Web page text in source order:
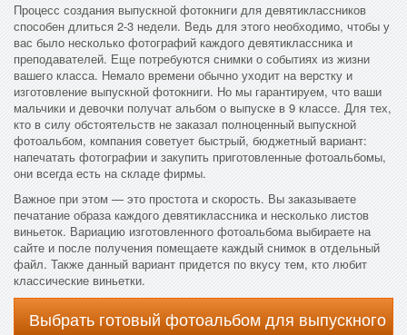
Процесс создания выпускной фотокниги для девятиклассников
способен длиться 2-3 недели. Ведь для этого необходимо, чтобы у
вас было несколько фотографий каждого девятиклассника и
преподавателей. Еще потребуются снимки о событиях из жизни
вашего класса. Немало времени обычно уходит на верстку и
изготовление выпускной фотокниги. Но мы гарантируем, что ваши
мальчики и девочки получат альбом о выпуске в 9 классе. Для тех,
кто в силу обстоятельств не заказал полноценный выпускной
фотоальбом, компания советует быстрый, бюджетный вариант:
напечатать фотографии и закупить приготовленные фотоальбомы,
они всегда есть на складе фирмы.
Важное при этом — это простота и скорость. Вы заказываете
печатание образа каждого девятиклассника и несколько листов
виньеток. Вариацию изготовленного фотоальбома выбираете на
сайте и после получения помещаете каждый снимок в отдельный
файл. Также данный вариант придется по вкусу тем, кто любит
классические виньетки.
Выбрать готовый фотоальбом для выпускного